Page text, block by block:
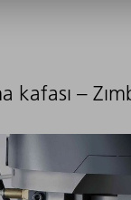
kafası –